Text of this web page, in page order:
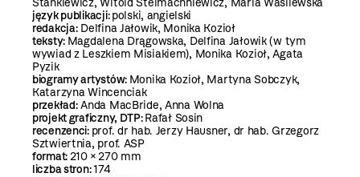
Stankiewicz, Witold Stelmachniewicz, Maria Wasilewska
język publikacji:polski, angielski
redakcja:Delfina Jałowik, Monika Kozioł
teksty: Magdalena Drągowska, Delfina Jałowik (w tym
wywiad z Leszkiem Misiakiem), Monika Kozioł, Agata
Pyzik
biogramy artystów: Monika Kozioł, Martyna Sobczyk,
Katarzyna Wincenciak
przekład:Anda MacBride, Anna Wolna
projekt graficzny, DTP:Rafał Sosin
recenzenci: prof. dr hab. Jerzy Hausner, dr hab. Grzegorz
Sztwiertnia, prof. ASP
format: 210 × 270 mm
liczba stron:174